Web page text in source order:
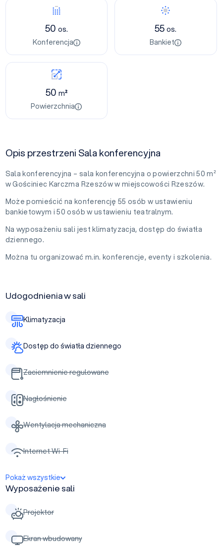
50 os.
Konferencja
55os.
Bankiet
50 m²
Powierzchnia
Opis przestrzeni Sala konferencyjna
Sala konferencyjna – sala konferencyjna o powierzchni 50 m²
w Gościniec Karczma Rzeszów w miejscowości Rzeszów.
Może pomieścić na konferencję 55 osób w ustawieniu
bankietowym i 50 osób w ustawieniu teatralnym.
Na wyposażeniu sali jest klimatyzacja, dostęp do światła
dziennego.
Można tu organizować m.in. konferencje, eventy i szkolenia.
Udogodnienia w sali
Klimatyzacja
Dostęp do światła dziennego
Zaciemnienie regulowane
Nagłośnienie
Wentylacja mechaniczna
Internet Wi-Fi
Pokaż wszystkie
Wyposażenie sali
Projektor
Ekran wbudowany